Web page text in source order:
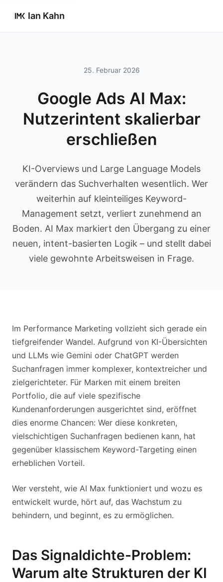
Ian Kahn
25. Februar 2026
Google Ads AI Max:
Nutzerintent skalierbar
erschließen
KI-Overviews und Large Language Models
verändern das Suchverhalten wesentlich. Wer
weiterhin auf kleinteiliges Keyword-
Management setzt, verliert zunehmend an
Boden. AI Max markiert den Übergang zu einer
neuen, intent-basierten Logik – und stellt dabei
viele gewohnte Arbeitsweisen in Frage.
Im Performance Marketing vollzieht sich gerade ein
tiefgreifender Wandel. Aufgrund von KI-Übersichten
und LLMs wie Gemini oder ChatGPT werden
Suchanfragen immer komplexer, kontextreicher und
zielgerichteter. Für Marken mit einem breiten
Portfolio, die auf viele spezifische
Kundenanforderungen ausgerichtet sind, eröffnet
dies enorme Chancen: Wer diese konkreten,
vielschichtigen Suchanfragen bedienen kann, hat
gegenüber klassischem Keyword-Targeting einen
erheblichen Vorteil.
Wer versteht, wie AI Max funktioniert und wozu es
entwickelt wurde, hört auf, das Wachstum zu
behindern, und beginnt, es zu ermöglichen.
Das Signaldichte-Problem:
Warum alte Strukturen der KI